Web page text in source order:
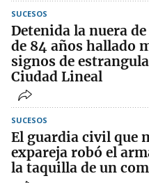
SUCESOS
Detenida la nuera
de 84 años hallado
signos de
Ciudad Lineal
SUCESOS
El guardia civil que
expareja robó el
la taquilla de un